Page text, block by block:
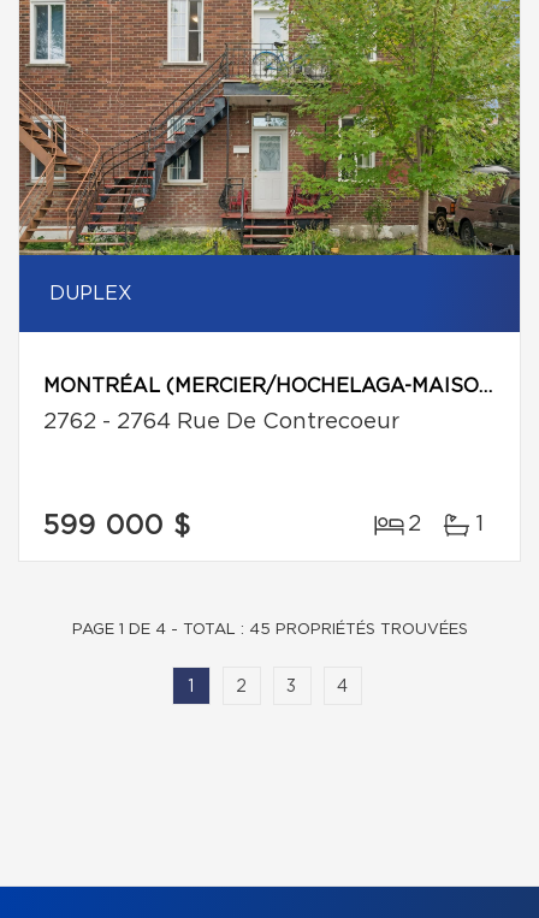
DUPLEX
MONTRÉAL (MERCIER/HOCHELAGA-MAISONNEUVE)
2762 - 2764 Rue De Contrecoeur
599 000 $ 2 1
2 3 4
PAGE 1 DE 4 - TOTAL : 45 PROPRIÉTÉS TROUVÉES